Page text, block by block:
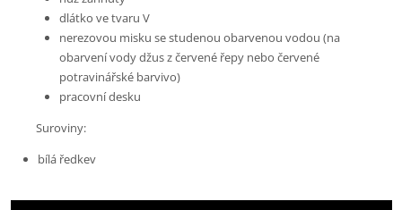
dlátko ve tvaru V
nerezovou misku se studenou obarvenou vodou (na
obarvení vody džus z červené řepy nebo červené
potravinářské barvivo)
pracovní desku
Suroviny:
bílá ředkev